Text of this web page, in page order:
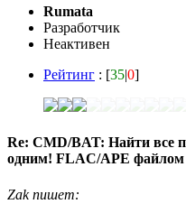
Rumata
Разработчик
Неактивен
Рейтинг : [35|0]
Re: CMD/BAT: Найти все
одним! FLAC/APE файлом
Zak пишет: